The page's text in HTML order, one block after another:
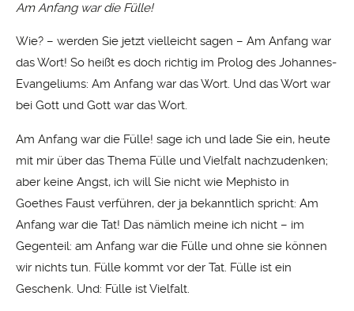
Am Anfang war die Fülle!
Wie? – werden Sie jetzt vielleicht sagen – Am Anfang war
das Wort! So heißt es doch richtig im Prolog des Johannes-
Evangeliums: Am Anfang war das Wort. Und das Wort war
bei Gott und Gott war das Wort.
Am Anfang war die Fülle! sage ich und lade Sie ein, heute
mit mir über das Thema Fülle und Vielfalt nachzudenken;
aber keine Angst, ich will Sie nicht wie Mephisto in
Goethes Faust verführen, der ja bekanntlich spricht: Am
Anfang war die Tat! Das nämlich meine ich nicht – im
Gegenteil: am Anfang war die Fülle und ohne sie können
wir nichts tun. Fülle kommt vor der Tat. Fülle ist ein
Geschenk. Und: Fülle ist Vielfalt.